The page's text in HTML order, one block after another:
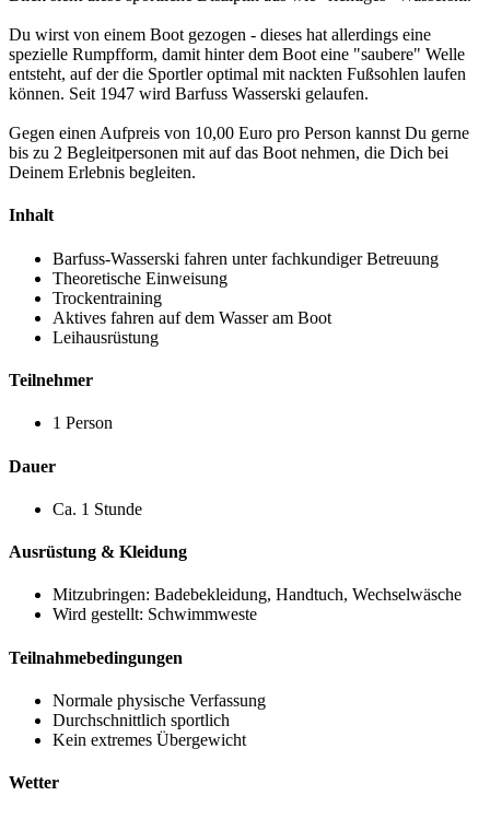
Du wirst von einem Boot gezogen - dieses hat allerdings eine
spezielle Rumpfform, damit hinter dem Boot eine "saubere" Welle
entsteht, auf der die Sportler optimal mit nackten Fußsohlen laufen
können. Seit 1947 wird Barfuss Wasserski gelaufen.
Gegen einen Aufpreis von 10,00 Euro pro Person kannst Du gerne
bis zu 2 Begleitpersonen mit auf das Boot nehmen, die Dich bei
Deinem Erlebnis begleiten.
Inhalt
Barfuss-Wasserski fahren unter fachkundiger Betreuung
Theoretische Einweisung
Trockentraining
Aktives fahren auf dem Wasser am Boot
Leihausrüstung
Teilnehmer
1 Person
Dauer
Ca. 1 Stunde
Ausrüstung & Kleidung
Mitzubringen: Badebekleidung, Handtuch, Wechselwäsche
Wird gestellt: Schwimmweste
Teilnahmebedingungen
Normale physische Verfassung
Durchschnittlich sportlich
Kein extremes Übergewicht
Wetter